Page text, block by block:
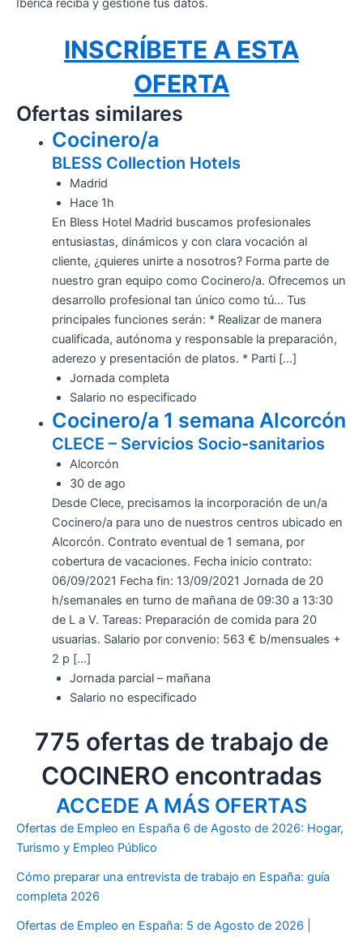
Ibérica reciba y gestione tus datos.
INSCRÍBETE A ESTA
OFERTA
Ofertas similares
Cocinero/a
BLESS Collection Hotels
Madrid
Hace 1h
En Bless Hotel Madrid buscamos profesionales
entusiastas, dinámicos y con clara vocación al
cliente, ¿quieres unirte a nosotros? Forma parte de
nuestro gran equipo como Cocinero/a. Ofrecemos un
desarrollo profesional tan único como tú… Tus
principales funciones serán: * Realizar de manera
cualificada, autónoma y responsable la preparación,
aderezo y presentación de platos. * Parti […]
Jornada completa
Salario no especificado
Cocinero/a 1 semana Alcorcón
CLECE – Servicios Socio-sanitarios
Alcorcón
30 de ago
Desde Clece, precisamos la incorporación de un/a
Cocinero/a para uno de nuestros centros ubicado en
Alcorcón. Contrato eventual de 1 semana, por
cobertura de vacaciones. Fecha inicio contrato:
06/09/2021 Fecha fin: 13/09/2021 Jornada de 20
h/semanales en turno de mañana de 09:30 a 13:30
de L a V. Tareas: Preparación de comida para 20
usuarias. Salario por convenio: 563 € b/mensuales +
2 p […]
Jornada parcial – mañana
Salario no especificado
775 ofertas de trabajo de
COCINERO encontradas
ACCEDE A MÁS OFERTAS
Ofertas de Empleo en España 6 de Agosto de 2026: Hogar,
Turismo y Empleo Público
Cómo preparar una entrevista de trabajo en España: guía
completa 2026
Ofertas de Empleo en España: 5 de Agosto de 2026 |